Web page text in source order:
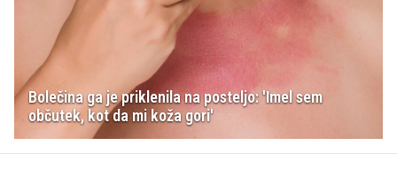
Bolečina ga je priklenila na posteljo: 'Imel sem
občutek, kot da mi koža gori'